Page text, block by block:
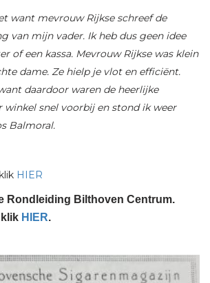
want mevrouw Rijkse schreef de
van mijn vader. Ik heb dus geen idee
of een kassa. Mevrouw Rijkse was klein
dame. Ze hielp je vlot en efficiënt.
daardoor waren de heerlijke
winkel snel voorbij en stond ik weer
Balmoral.
HIER
Rondleiding Bilthoven Centrum.
HIER.